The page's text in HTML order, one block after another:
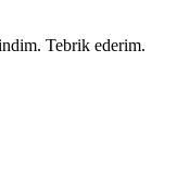
Tebrik ederim.